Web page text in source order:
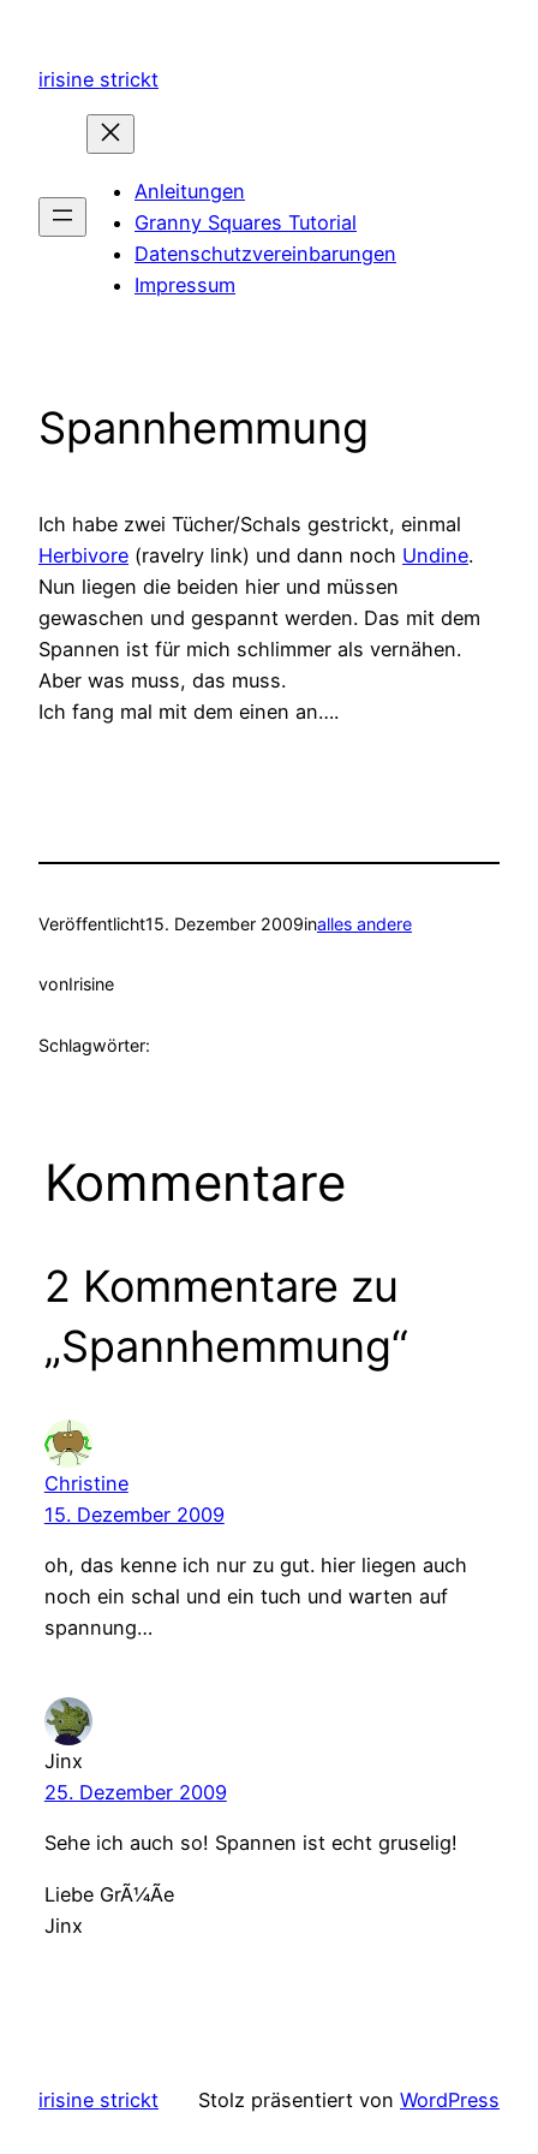
springen
irisine strickt
Anleitungen
Granny Squares Tutorial
Datenschutzvereinbarungen
Impressum
Spannhemmung
Ich habe zwei Tücher/Schals gestrickt, einmal
Herbivore (ravelry link) und dann noch Undine.
Nun liegen die beiden hier und müssen
gewaschen und gespannt werden. Das mit dem
Spannen ist für mich schlimmer als vernähen.
Aber was muss, das muss.
Ich fang mal mit dem einen an….
Veröffentlicht15. Dezember 2009inalles andere
vonIrisine
Schlagwörter:
Kommentare
2 Kommentare zu
„Spannhemmung“
Christine
15. Dezember 2009
oh, das kenne ich nur zu gut. hier liegen auch
noch ein schal und ein tuch und warten auf
spannung…
Jinx
25. Dezember 2009
Sehe ich auch so! Spannen ist echt gruselig!
Liebe GrÃ¼Ãe
Jinx
irisine strickt Stolz präsentiert von WordPress